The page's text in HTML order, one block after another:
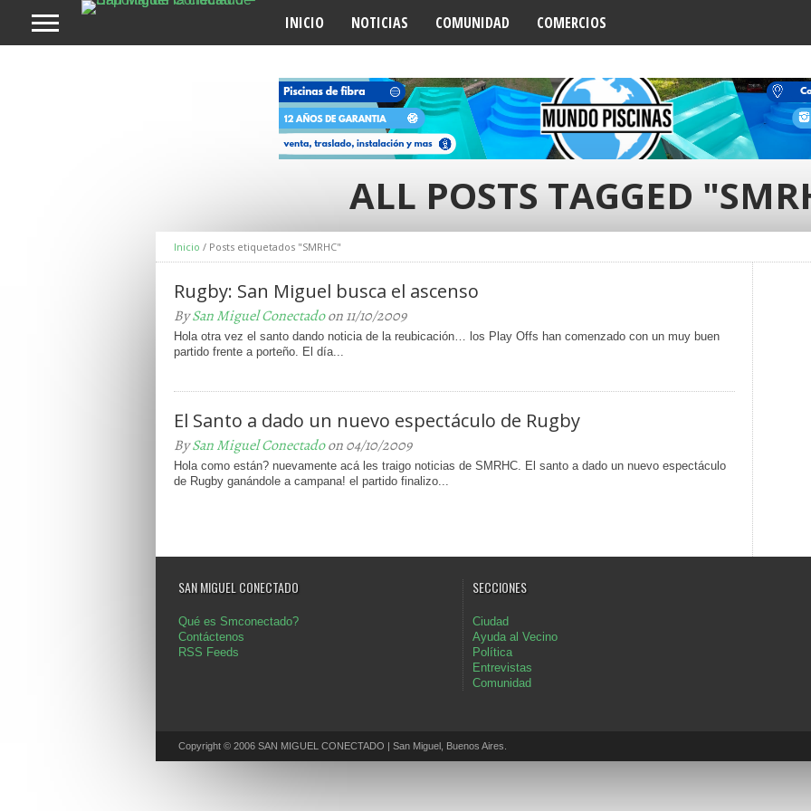
INICIO NOTICIAS COMUNIDAD COMERCIOS
ALL POSTS TAGGED
Inicio / Posts etiquetados "SMRHC"
Rugby: San Miguel busca el ascenso
BySan Miguel Conectadoon 11/10/2009
Hola otra vez el santo dando noticia de la reubicación… los Play Offs han comenzado con un muy buen
partido frente a porteño. El día...
El Santo a dado un nuevo espectáculo de Rugby
BySan Miguel Conectadoon 04/10/2009
Hola como están? nuevamente acá les traigo noticias de SMRHC. El santo a dado un nuevo espectáculo
de Rugby ganándole a campana! el partido finalizo...
SAN MIGUEL CONECTADO
Qué es Smconectado?
Contáctenos
RSS Feeds
SECCIONES
Ciudad
Ayuda al Vecino
Política
Entrevistas
Comunidad
Copyright © 2006 SAN MIGUEL CONECTADO | San Miguel, Buenos Aires.